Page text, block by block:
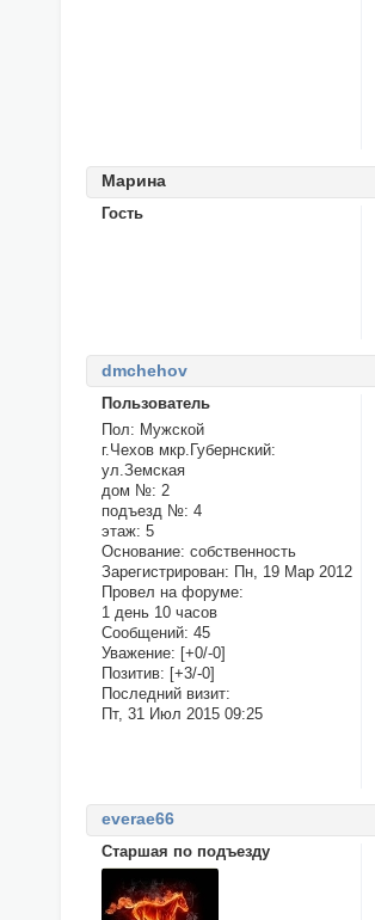
Маринa
Гость
dmchehov
Пользователь
Пол: Мужской
г.Чехов мкр.Губернский:
ул.Земская
дом №: 2
подъезд №: 4
этаж: 5
Основание: собственность
Зарегистрирован: Пн, 19 Мар 2012
Провел на форуме:
1 день 10 часов
Сообщений: 45
Уважение: [+0/-0]
Позитив: [+3/-0]
Последний визит:
Пт, 31 Июл 2015 09:25
everae66
Старшая по подъезду